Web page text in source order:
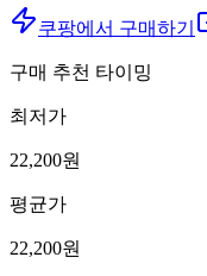
쿠팡에서 구매하기
구매 추천 타이밍
최저가
22,200원
평균가
22,200원